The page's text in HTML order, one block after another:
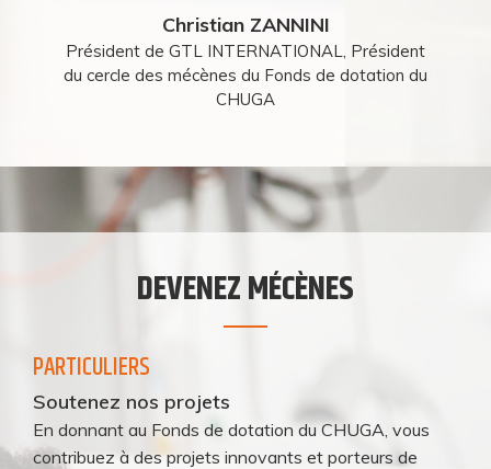
Christian ZANNINI
Président de GTL INTERNATIONAL, Président
du cercle des mécènes du Fonds de dotation du
CHUGA
DEVENEZ MÉCÈNES
PARTICULIERS
Soutenez nos projets
En donnant au Fonds de dotation du CHUGA, vous
contribuez à des projets innovants et porteurs de